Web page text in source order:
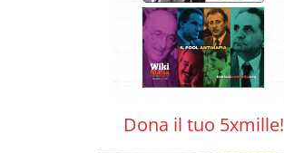
Dona il tuo 5xmille!